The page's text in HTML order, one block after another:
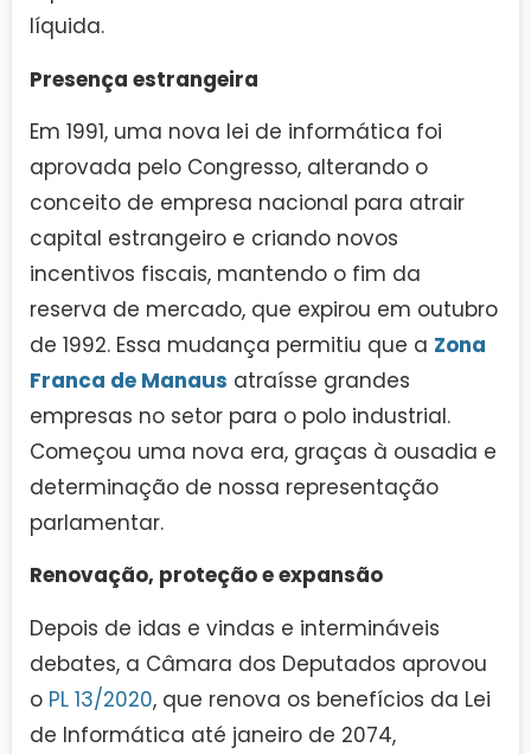
líquida.
Presença estrangeira
Em 1991, uma nova lei de informática foi
aprovada pelo Congresso, alterando o
conceito de empresa nacional para atrair
capital estrangeiro e criando novos
incentivos fiscais, mantendo o fim da
reserva de mercado, que expirou em outubro
de 1992. Essa mudança permitiu que a Zona
Franca de Manaus atraísse grandes
empresas no setor para o polo industrial.
Começou uma nova era, graças à ousadia e
determinação de nossa representação
parlamentar.
Renovação, proteção e expansão
Depois de idas e vindas e intermináveis
debates, a Câmara dos Deputados aprovou
o PL 13/2020, que renova os benefícios da Lei
de Informática até janeiro de 2074,